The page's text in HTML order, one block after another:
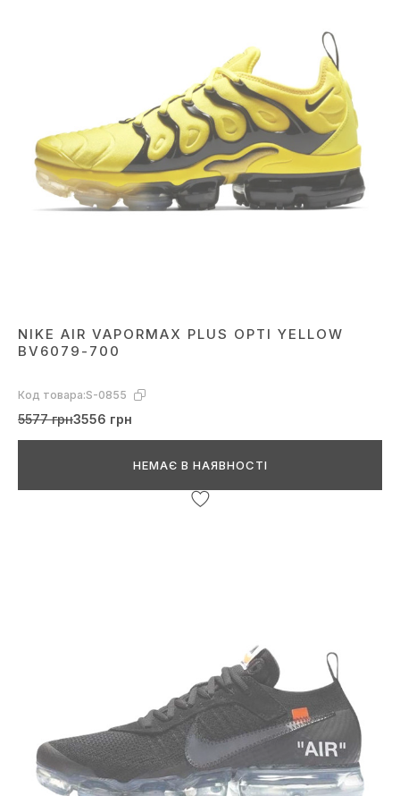
NIKE AIR VAPORMAX PLUS OPTI YELLOW
BV6079-700
Код товара:S-0855
5577 грн3556 грн
НЕМАЄ В НАЯВНОСТІ